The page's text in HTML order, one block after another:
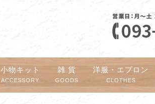
小物キット
ACCESSORY
雑 貨
GOODS
洋服・エプロン
CLOTHES